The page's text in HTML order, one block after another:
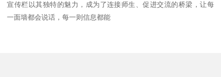
宣传栏以其独特的魅力，成为了连接师生、促进交流的桥梁，让每
一面墙都会说话，每一则信息都能